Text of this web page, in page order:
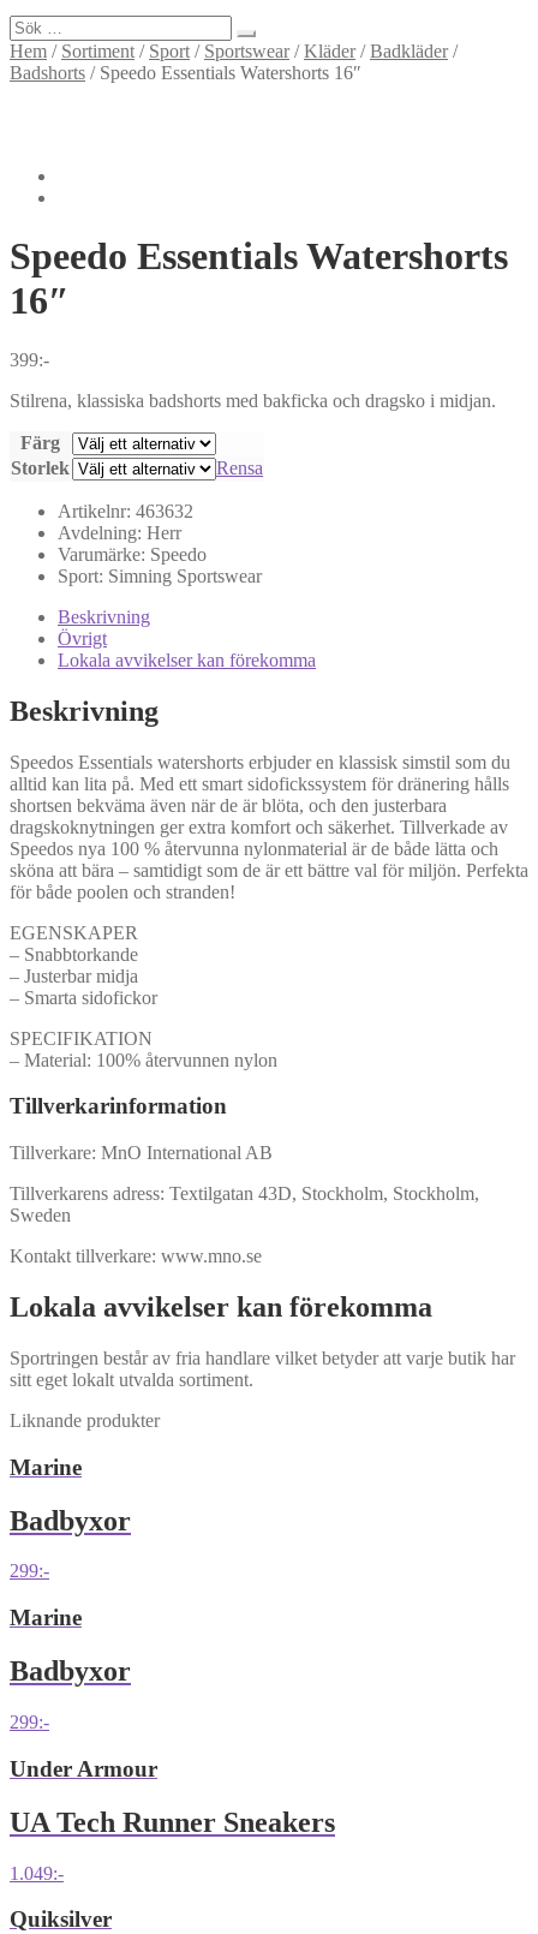
Sök
efter:
Hem / Sortiment / Sport / Sportswear/Kläder/Badkläder/
Badshorts / Speedo Essentials Watershorts 16″
Speedo Essentials Watershorts
16″
399:-
Stilrena, klassiska badshorts med bakficka och dragsko i midjan.
Färg
Storlek
Rensa
Artikelnr: 463632
Avdelning: Herr
Varumärke: Speedo
Sport: Simning Sportswear
Beskrivning
Övrigt
Lokala avvikelser kan förekomma
Beskrivning
Speedos Essentials watershorts erbjuder en klassisk simstil som du
alltid kan lita på. Med ett smart sidofickssystem för dränering hålls
shortsen bekväma även när de är blöta, och den justerbara
dragskoknytningen ger extra komfort och säkerhet. Tillverkade av
Speedos nya 100 % återvunna nylonmaterial är de både lätta och
sköna att bära – samtidigt som de är ett bättre val för miljön. Perfekta
för både poolen och stranden!
EGENSKAPER
– Snabbtorkande
– Justerbar midja
– Smarta sidofickor
SPECIFIKATION
– Material: 100% återvunnen nylon
Tillverkarinformation
Tillverkare: MnO International AB
Tillverkarens adress: Textilgatan 43D, Stockholm, Stockholm,
Sweden
Kontakt tillverkare: www.mno.se
Lokala avvikelser kan förekomma
Sportringen består av fria handlare vilket betyder att varje butik har
sitt eget lokalt utvalda sortiment.
Liknande produkter
Marine
Badbyxor
299:-
Marine
Badbyxor
299:-
Under Armour
UA Tech Runner Sneakers
1.049:-
Quiksilver